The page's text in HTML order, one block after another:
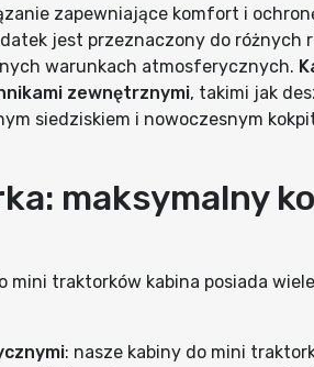
zapewniające komfort i
jest przeznaczony do różnych
warunkach atmosferycznych.
zewnętrznymi, takimi jak
siedziskiem i nowoczesnym
maksymalny
mini traktorków kabina posiada
: nasze kabiny do mini